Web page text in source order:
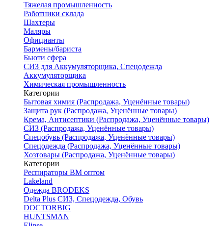
Тяжелая промышленность
Работники склада
Шахтеры
Маляры
Официанты
Бармены/бариста
Бьюти сфера
СИЗ для Аккумуляторщика, Спецодежда
Аккумуляторщика
Химическая промышленность
Категории
Бытовая химия (Распродажа, Уценённые товары)
Защита рук (Распродажа, Уценённые товары)
Крема, Антисептики (Распродажа, Уценённые товары)
СИЗ (Распродажа, Уценённые товары)
Спецобувь (Распродажа, Уценённые товары)
Спецодежда (Распродажа, Уценённые товары)
Хозтовары (Распродажа, Уценённые товары)
Категории
Респираторы ВМ оптом
Lakeland
Одежда BRODEKS
Delta Plus СИЗ, Спецодежда, Обувь
DOCTORBIG
HUNTSMAN